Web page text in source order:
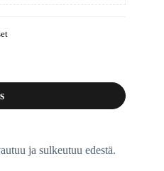
ja sulkeutuu edestä.